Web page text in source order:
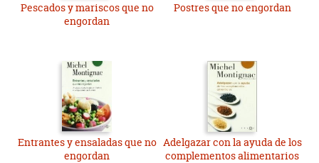
Pescados y mariscos que no
engordan
Postres que no engordan
Entrantes y ensaladas que no
engordan
Adelgazar con la ayuda de los
complementos alimentarios